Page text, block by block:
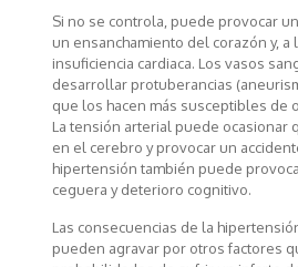
Si no se controla, puede provocar
un ensanchamiento del corazón y, a
insuficiencia cardiaca. Los vasos
desarrollar protuberancias
que los hacen más susceptibles de
La tensión arterial puede ocasionar
en el cerebro y provocar un
hipertensión también puede
ceguera y deterioro cognitivo.
Las consecuencias de la
pueden agravar por otros factores